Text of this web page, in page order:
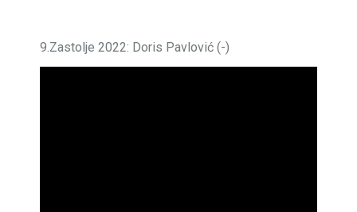
9.Zastolje 2022: Doris Pavlović (-)